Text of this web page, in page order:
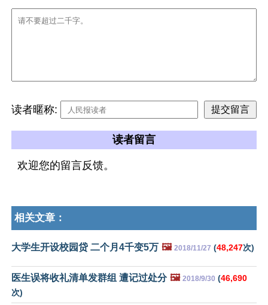
读者暱称:
读者留言
欢迎您的留言反馈。
相关文章：
大学生开设校园贷 二个月4千变5万 🖼️ 2018/11/27 (48,247次)
医生误将收礼清单发群组 遭记过处分 🖼️ 2018/9/30 (46,690
次)